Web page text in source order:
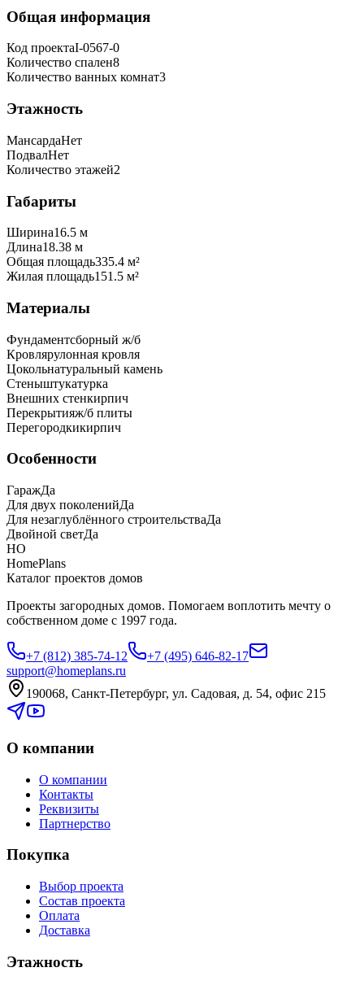
Общая информация
Код проектаI-0567-0
Количество спален8
Количество ванных комнат3
Этажность
МансардаНет
ПодвалНет
Количество этажей2
Габариты
Ширина16.5 м
Длина18.38 м
Общая площадь335.4 м²
Жилая площадь151.5 м²
Материалы
Фундаментсборный ж/б
Кровлярулонная кровля
Цокольнатуральный камень
Стеныштукатурка
Внешних стенкирпич
Перекрытияж/б плиты
Перегородкикирпич
Особенности
ГаражДа
Для двух поколенийДа
Для незаглублённого строительстваДа
Двойной светДа
HO
HomePlans
Каталог проектов домов
Проекты загородных домов. Помогаем воплотить мечту о
собственном доме с 1997 года.
+7 (812) 385-74-12
+7 (495) 646-82-17
support@homeplans.ru
190068, Санкт-Петербург, ул. Садовая, д. 54, офис 215
О компании
О компании
Контакты
Реквизиты
Партнерство
Покупка
Выбор проекта
Состав проекта
Оплата
Доставка
Этажность